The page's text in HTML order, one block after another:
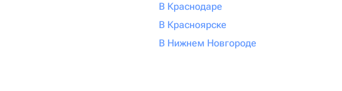
В Краснодаре
В Красноярске
В Нижнем Новгороде